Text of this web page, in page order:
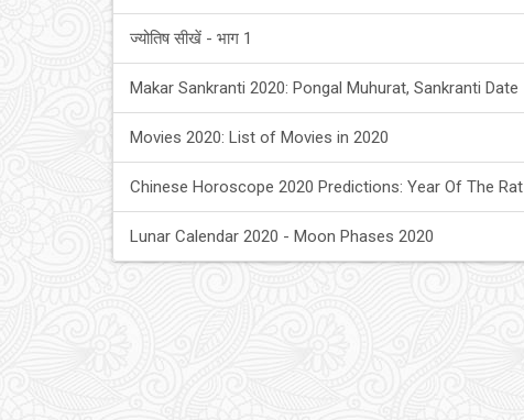
ज्योतिष सीखें - भाग 1
Makar Sankranti 2020: Pongal Muhurat, Sankranti Date
Movies 2020: List of Movies in 2020
Chinese Horoscope 2020 Predictions: Year Of The Rat
Lunar Calendar 2020 - Moon Phases 2020